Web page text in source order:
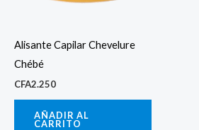
Alisante Capilar Chevelure
Chébé
CFA2.250
AÑADIR AL
CARRITO